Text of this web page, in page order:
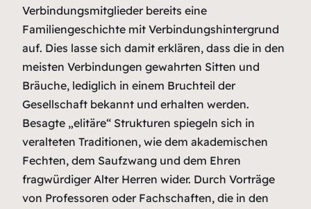
Verbindungsmitglieder bereits eine
Familiengeschichte mit Verbindungshintergrund
auf. Dies lasse sich damit erklären, dass die in den
meisten Verbindungen gewahrten Sitten und
Bräuche, lediglich in einem Bruchteil der
Gesellschaft bekannt und erhalten werden.
Besagte „elitäre“ Strukturen spiegeln sich in
veralteten Traditionen, wie dem akademischen
Fechten, dem Saufzwang und dem Ehren
fragwürdiger Alter Herren wider. Durch Vorträge
von Professoren oder Fachschaften, die in den